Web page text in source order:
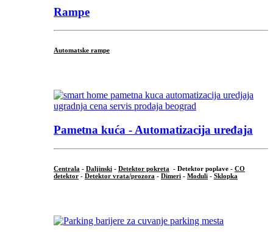
Rampe
Automatske rampe
Pametna kuća - Automatizacija uređaja
Centrala - Daljinski - Detektor pokreta - Detektor poplave - CO
detektor - Detektor vrata/prozora - Dimeri - Moduli - Sklopka